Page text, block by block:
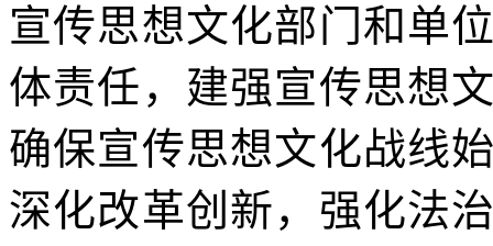
宣传思想文化部门和单
体责任，建强宣传思想
确保宣传思想文化战线
深化改革创新，强化法